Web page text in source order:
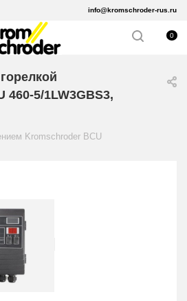
info@kromschroder-rus.ru
0
460-5/1LW3GBS3,
Kromschroder BCU